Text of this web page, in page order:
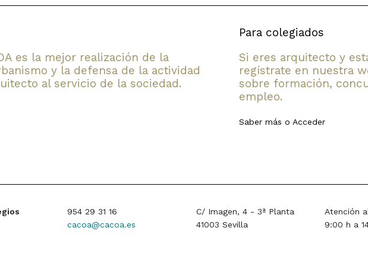
es la mejor realización de la
y la defensa de la actividad
al servicio de la sociedad.
Para colegiados
Si eres arquitecto y
regístrate en nuestra
sobre formación,
empleo.
Saber más o Acceder
954 29 31 16
cacoa@cacoa.es
C/ Imagen, 4 - 3ª Planta
41003 Sevilla
Atención
9:00 h a